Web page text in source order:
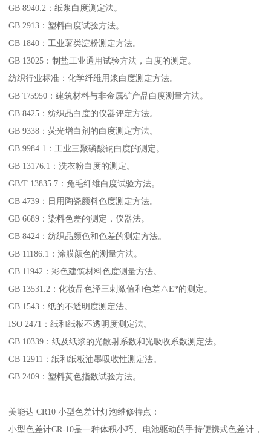
GB 8940.2：纸浆白度测定法。
GB 2913：塑料白度试验方法。
GB 1840：工业薯类淀粉测定方法。
GB 13025：制盐工业通用试验方法，白度的测定。
纺织行业标准：化学纤维用浆白度测定方法。
GB T/5950：建筑材料与非金属矿产品白度测量方法。
GB 8425：纺织品白度的仪器评定方法。
GB 9338：荧光增白剂的白度测定方法。
GB 9984.1：工业三聚磷酸钠白度的测定。
GB 13176.1：洗衣粉白度的测定。
GB/T 13835.7：兔毛纤维白度试验方法。
GB 4739：日用陶瓷颜料色度测定方法。
GB 6689：染料色差的测定，仪器法。
GB 8424：纺织品颜色和色差的测定方法。
GB 11186.1：涂膜颜色的测量方法。
GB 11942：彩色建筑材料色度测量方法。
GB 13531.2：化妆品色泽三刺激值和色差△E*的测定。
GB 1543：纸的不透明度测定法。
ISO 2471：纸和纸板不透明度测定法。
GB 10339：纸及纸浆的光散射系数和光吸收系数测定法。
GB 12911：纸和纸板油墨吸收性测定法。
GB 2409：塑料黄色指数试验方法。
美能达 CR10 小型色差计灯泡维修特点：
小型色差计CR-10是一种体积小巧、电池驱动的手持便携式色差计，